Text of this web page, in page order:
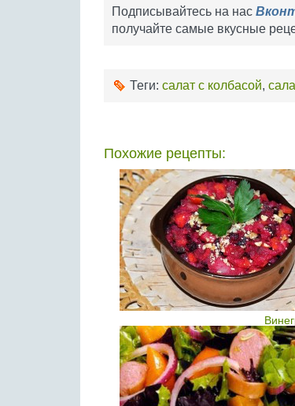
Подписывайтесь на нас
получайте самые вкусные
Теги: салат с колбасой,
Похожие рецепты: